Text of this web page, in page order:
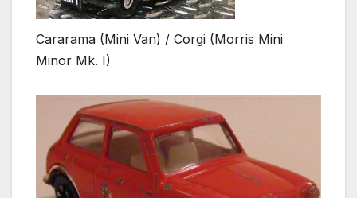
Cararama (Mini Van) / Corgi (Morris Mini
Minor Mk. I)